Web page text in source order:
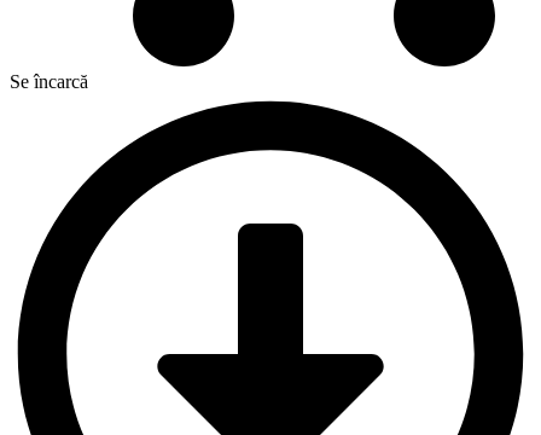
Se încarcă